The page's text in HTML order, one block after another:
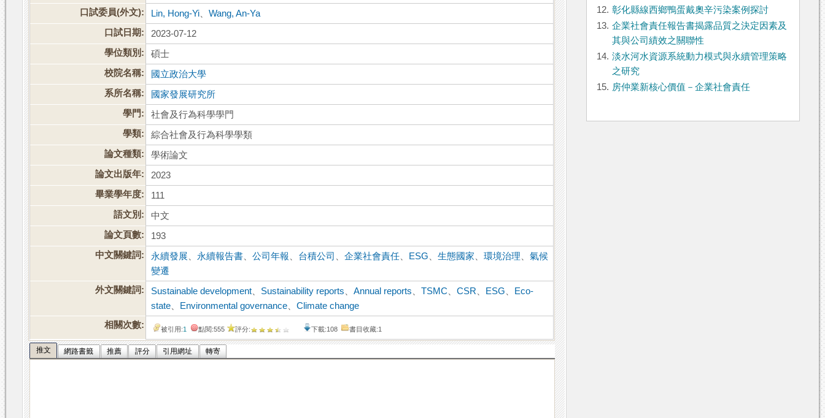
口試委員(外文):
Lin, Hong-Yi 、Wang, An-Ya
口試日期:
2023-07-12
學位類別:
碩士
校院名稱:
國立政治大學
系所名稱:
國家發展研究所
學門:
社會及行為科學學門
學類:
綜合社會及行為科學學類
論文種類:
學術論文
論文出版年:
2023
畢業學年度:
111
語文別:
中文
論文頁數:
193
中文關鍵詞:
永續發展 永續報告書 、公司年報 台積公司 、企業社會責任 ESG 、生態國家 、環境治理 、氣候
變遷
外文關鍵詞:
Sustainable development Sustainability reports 、Annual reports 、TSMC 、CSR ESG
Eco-
state
Environmental governance 、Climate change
相關次數:
被引用:1 點閱:555 評分: 下載:108 書目收藏:1
推文 網路書籤 推薦 評分 引用網址 轉寄
12. 彰化縣線西鄉鴨蛋戴奧辛污染案例探討
13. 企業社會責任報告書揭露品質之決定因素及
其與公司績效之關聯性
14. 淡水河水資源系統動力模式與永續管理策略
之研究
15. 房仲業新核心價值－企業社會責任